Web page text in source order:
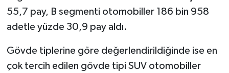
55,7 pay, B segmenti otomobiller 186 bin 958
adetle yüzde 30,9 pay aldı.
Gövde tiplerine göre değerlendirildiğinde ise en
çok tercih edilen gövde tipi SUV otomobiller